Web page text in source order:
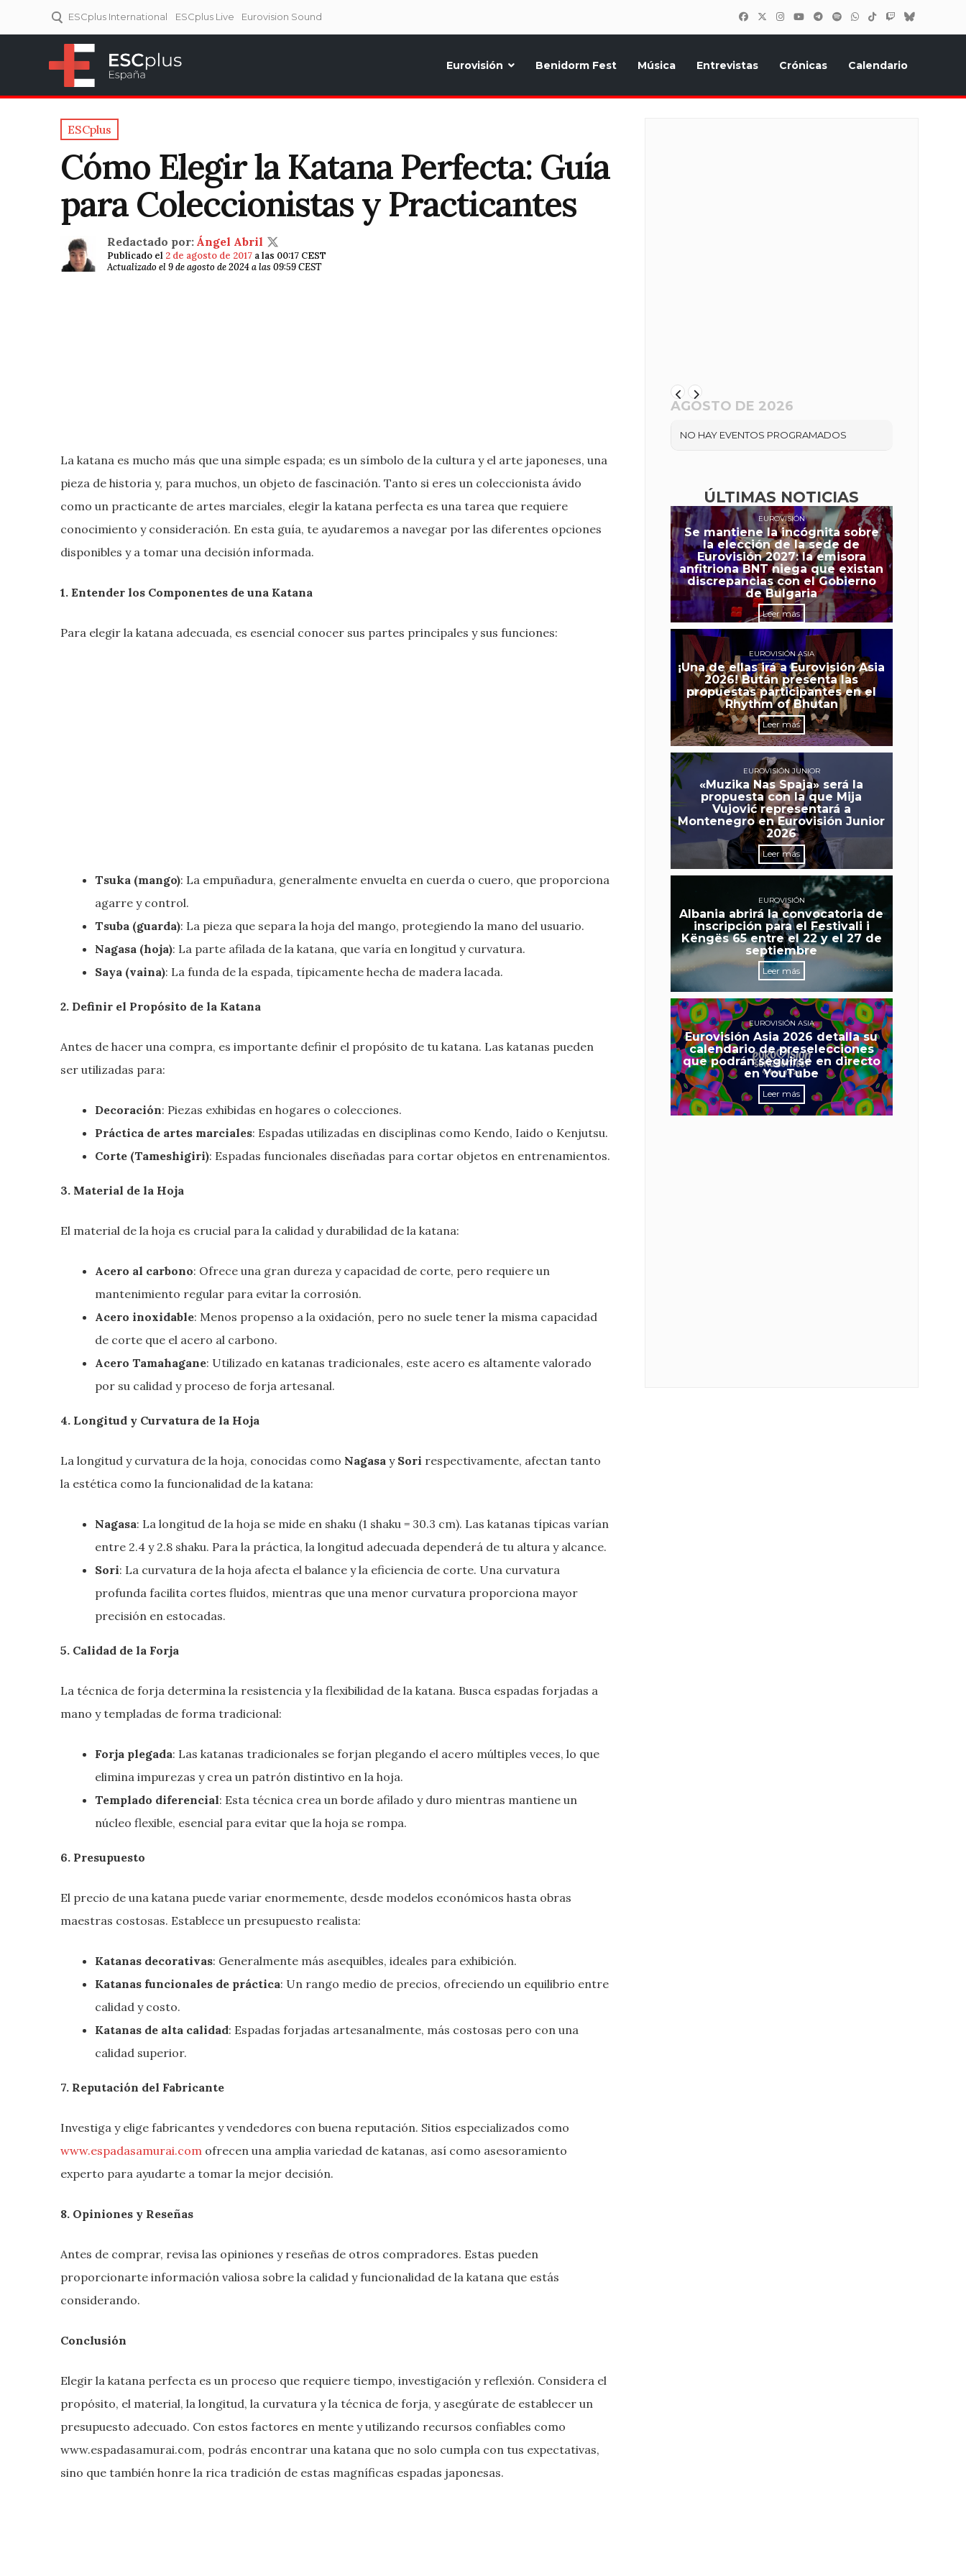
ESCplus International ESCplus Live Eurovision Sound
Eurovisión Benidorm Fest Música Entrevistas Crónicas Calendario
ESCplus
Cómo Elegir la Katana Perfecta: Guía
para Coleccionistas y Practicantes
Redactado por: Ángel Abril
Publicado el 2 de agosto de 2017 a las 00:17 CEST
Actualizado el 9 de agosto de 2024 a las 09:59 CEST
La katana es mucho más que una simple espada; es un símbolo de la cultura y el arte japoneses, una
pieza de historia y, para muchos, un objeto de fascinación. Tanto si eres un coleccionista ávido
como un practicante de artes marciales, elegir la katana perfecta es una tarea que requiere
conocimiento y consideración. En esta guía, te ayudaremos a navegar por las diferentes opciones
disponibles y a tomar una decisión informada.
1. Entender los Componentes de una Katana
Para elegir la katana adecuada, es esencial conocer sus partes principales y sus funciones:
Tsuka (mango): La empuñadura, generalmente envuelta en cuerda o cuero, que proporciona
agarre y control.
Tsuba (guarda): La pieza que separa la hoja del mango, protegiendo la mano del usuario.
Nagasa (hoja): La parte afilada de la katana, que varía en longitud y curvatura.
Saya (vaina): La funda de la espada, típicamente hecha de madera lacada.
2. Definir el Propósito de la Katana
Antes de hacer una compra, es importante definir el propósito de tu katana. Las katanas pueden
ser utilizadas para:
Decoración: Piezas exhibidas en hogares o colecciones.
Práctica de artes marciales: Espadas utilizadas en disciplinas como Kendo, Iaido o Kenjutsu.
Corte (Tameshigiri): Espadas funcionales diseñadas para cortar objetos en entrenamientos.
3. Material de la Hoja
El material de la hoja es crucial para la calidad y durabilidad de la katana:
Acero al carbono: Ofrece una gran dureza y capacidad de corte, pero requiere un
mantenimiento regular para evitar la corrosión.
Acero inoxidable: Menos propenso a la oxidación, pero no suele tener la misma capacidad
de corte que el acero al carbono.
Acero Tamahagane: Utilizado en katanas tradicionales, este acero es altamente valorado
por su calidad y proceso de forja artesanal.
4. Longitud y Curvatura de la Hoja
La longitud y curvatura de la hoja, conocidas como Nagasa y Sori respectivamente, afectan tanto
la estética como la funcionalidad de la katana:
Nagasa: La longitud de la hoja se mide en shaku (1 shaku = 30.3 cm). Las katanas típicas varían
entre 2.4 y 2.8 shaku. Para la práctica, la longitud adecuada dependerá de tu altura y alcance.
Sori: La curvatura de la hoja afecta el balance y la eficiencia de corte. Una curvatura
profunda facilita cortes fluidos, mientras que una menor curvatura proporciona mayor
precisión en estocadas.
5. Calidad de la Forja
La técnica de forja determina la resistencia y la flexibilidad de la katana. Busca espadas forjadas a
mano y templadas de forma tradicional:
Forja plegada: Las katanas tradicionales se forjan plegando el acero múltiples veces, lo que
elimina impurezas y crea un patrón distintivo en la hoja.
Templado diferencial: Esta técnica crea un borde afilado y duro mientras mantiene un
núcleo flexible, esencial para evitar que la hoja se rompa.
6. Presupuesto
El precio de una katana puede variar enormemente, desde modelos económicos hasta obras
maestras costosas. Establece un presupuesto realista:
Katanas decorativas: Generalmente más asequibles, ideales para exhibición.
Katanas funcionales de práctica: Un rango medio de precios, ofreciendo un equilibrio entre
calidad y costo.
Katanas de alta calidad: Espadas forjadas artesanalmente, más costosas pero con una
calidad superior.
7. Reputación del Fabricante
Investiga y elige fabricantes y vendedores con buena reputación. Sitios especializados como
www.espadasamurai.com ofrecen una amplia variedad de katanas, así como asesoramiento
experto para ayudarte a tomar la mejor decisión.
8. Opiniones y Reseñas
Antes de comprar, revisa las opiniones y reseñas de otros compradores. Estas pueden
proporcionarte información valiosa sobre la calidad y funcionalidad de la katana que estás
considerando.
Conclusión
Elegir la katana perfecta es un proceso que requiere tiempo, investigación y reflexión. Considera el
propósito, el material, la longitud, la curvatura y la técnica de forja, y asegúrate de establecer un
presupuesto adecuado. Con estos factores en mente y utilizando recursos confiables como
www.espadasamurai.com, podrás encontrar una katana que no solo cumpla con tus expectativas,
sino que también honre la rica tradición de estas magníficas espadas japonesas.
AGOSTO DE 2026
NO HAY EVENTOS PROGRAMADOS
ÚLTIMAS NOTICIAS
EUROVISIÓN
Se mantiene la incógnita sobre
la elección de la sede de
Eurovisión 2027: la emisora
anfitriona BNT niega que existan
discrepancias con el Gobierno
de Bulgaria
Leer más
EUROVISIÓN ASIA
¡Una de ellas irá a Eurovisión Asia
2026! Bután presenta las
propuestas participantes en el
Rhythm of Bhutan
Leer más
EUROVISIÓN JUNIOR
«Muzika Nas Spaja» será la
propuesta con la que Mija
Vujović representará a
Montenegro en Eurovisión Junior
2026
Leer más
EUROVISIÓN
Albania abrirá la convocatoria de
inscripción para el Festivali i
Këngës 65 entre el 22 y el 27 de
septiembre
Leer más
EUROVISIÓN ASIA
Eurovisión Asia 2026 detalla su
calendario de preselecciones
que podrán seguirse en directo
en YouTube
Leer más